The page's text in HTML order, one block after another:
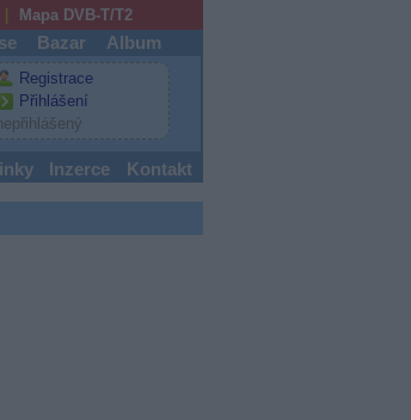
Mapa DVB-T/T2
Bazar Album
Registrace
Přihlášení
Inzerce Kontakt